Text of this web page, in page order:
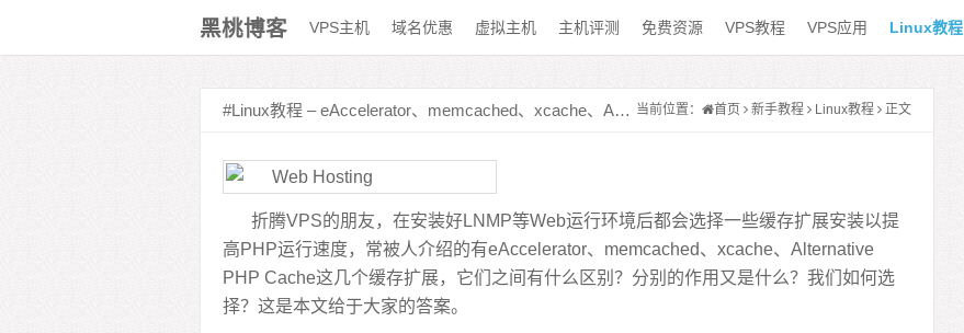
黑桃博客 VPS主机 域名优惠 虚拟主机 主机评测 免费资源 VPS教程 VPS应用 Linux教程
当前位置： 首页 新手教程 Linux教程 正文
#Linux教程 – eAccelerator、memcached、xcache、APC四个加速扩展的区别
折腾VPS的朋友，在安装好LNMP等Web运行环境后都会选择一些缓存扩展安装以提
高PHP运行速度，常被人介绍的有eAccelerator、 memcached、 xcache、Alternative
PHP Cache这几个缓存扩展，它们之间有什么区别？分别的作用又是什么？我们如何选
择？这是本文给于大家的答案。